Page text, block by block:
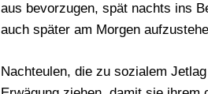
aus bevorzugen, spät nachts ins
auch später am Morgen
Nachteulen, die zu sozialem